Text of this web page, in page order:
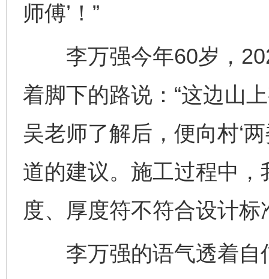
师傅’！”
李万强今年60岁，
着脚下的路说：“这边山
吴老师了解后，便向村‘
道的建议。施工过程中
度、厚度符不符合设计
李万强的语气透着自